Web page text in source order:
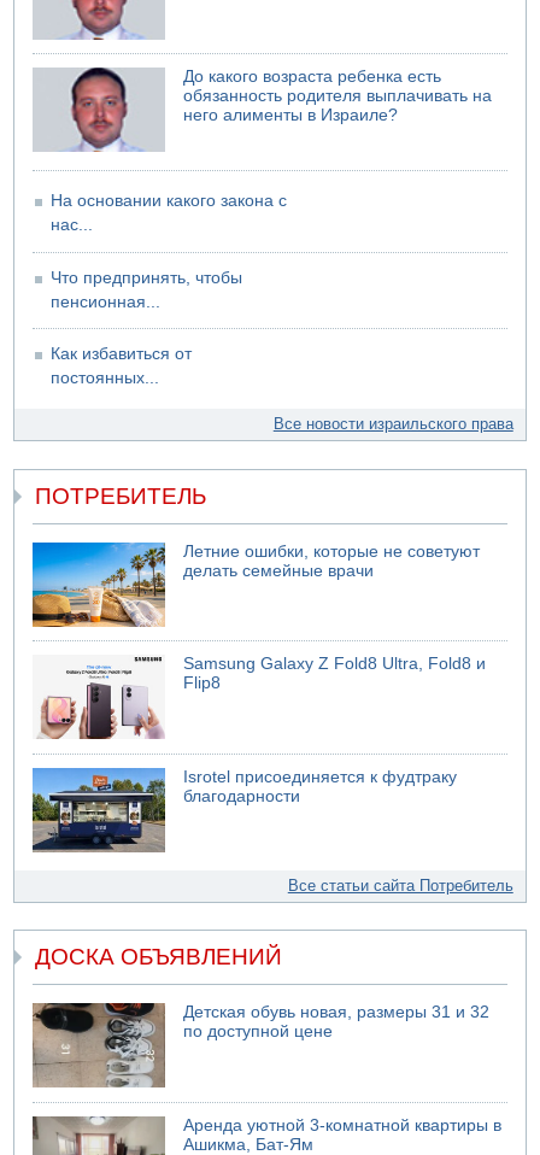
Саудовская Аравия сообщает о нападении хуситов
До какого возраста ребенка есть
обязанность родителя выплачивать на
него алименты в Израиле?
На основании какого закона с
нас...
Что предпринять, чтобы
пенсионная...
Как избавиться от
постоянных...
Все новости израильского права
ПОТРЕБИТЕЛЬ
Летние ошибки, которые не советуют
делать семейные врачи
Samsung Galaxy Z Fold8 Ultra, Fold8 и
Flip8
Isrotel присоединяется к фудтраку
благодарности
Все статьи сайта Потребитель
ДОСКА ОБЪЯВЛЕНИЙ
Детская обувь новая, размеры 31 и 32
по доступной цене
Аренда уютной 3-комнатной квартиры в
Ашикма, Бат-Ям